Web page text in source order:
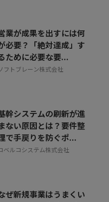
業が成果を出すには何
必要？「絶対達成」す
ために必要な要...
フトブレーン株式会社
幹システムの刷新が進
ない原因とは？要件整
で手戻りを防ぐポ...
ベルコシステム株式会社
ぜ新規事業はうまくい